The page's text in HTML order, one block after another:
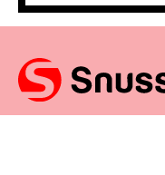
Snussidan.sehar ett